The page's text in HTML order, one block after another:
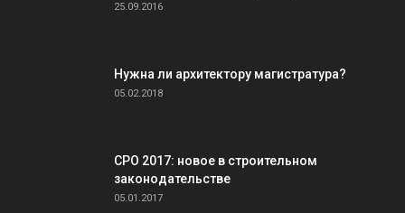
25.09.2016
Нужна ли архитектору магистратура?
05.02.2018
СРО 2017: новое в строительном
законодательстве
05.01.2017